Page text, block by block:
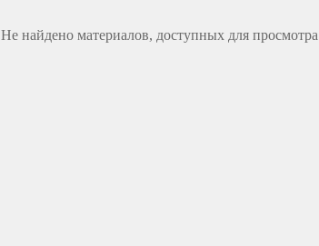
Не найдено материалов, доступных для просмотра